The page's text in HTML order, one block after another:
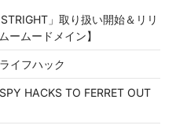
」取り扱い開始＆リリ
ームードメイン】
イフハック
HACKS TO FERRET OUT